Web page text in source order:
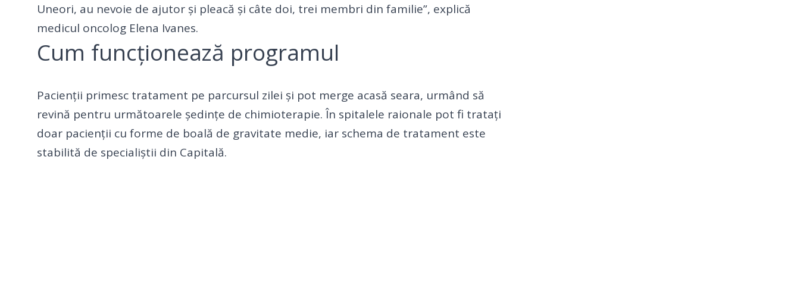
Uneori, au nevoie de ajutor și pleacă și câte doi, trei membri din familie”, explică
medicul oncolog Elena Ivanes.
Cum funcționează programul
Pacienții primesc tratament pe parcursul zilei și pot merge acasă seara, urmând să
revină pentru următoarele ședințe de chimioterapie. În spitalele raionale pot fi tratați
doar pacienții cu forme de boală de gravitate medie, iar schema de tratament este
stabilită de specialiștii din Capitală.